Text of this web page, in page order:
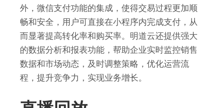
外，微信支付功能的集成，使得交易过程更加顺
畅和安全，用户可直接在小程序内完成支付，从
而显著提高转化率和购买率。明道云还提供强大
的数据分析和报表功能，帮助企业实时监控销售
数据和市场动态，及时调整策略，优化运营流
程，提升竞争力，实现业务增长。